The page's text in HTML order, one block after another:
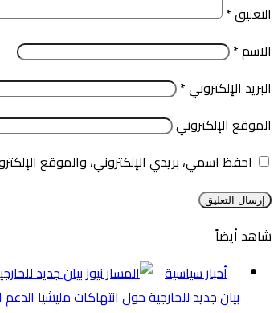
التعليق*
الاسم*
البريد الإلكتروني*
الموقع الإلكتروني
احفظ اسمي، بريدي الإلكتروني، والموقع
شاهد أيضاً
أخبار سياسية
بيان جديد للخارجية حول انتهاكات مليشيا الدعم